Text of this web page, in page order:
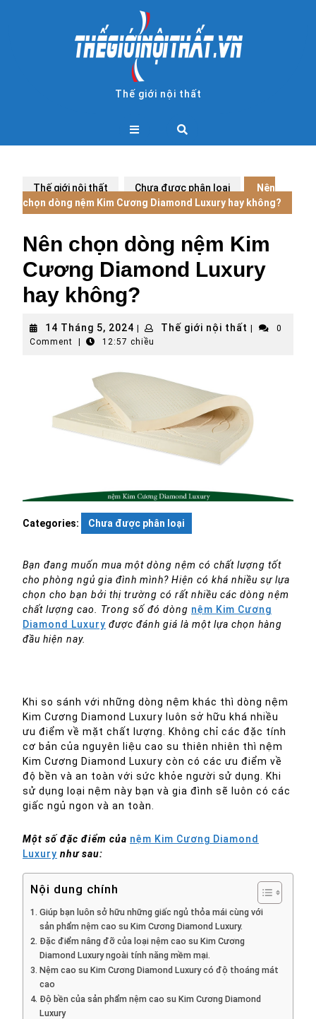
Thế giới nội thất
Open
Thế giới nội thất Chưa được phân loại
Nên
chọn dòng nệm Kim Cương Diamond Luxury hay không?
Nên chọn dòng nệm Kim
Cương Diamond Luxury
hay không?
14 Tháng 5, 2024 14
Tháng
2024
Thế giới nội thất Thế
0
Comment
12:57 chiều
Categories: Chưa được phân loại
Bạn đang muốn mua một dòng nệm có chất lượng tốt
cho phòng ngủ gia đình mình? Hiện có khá nhiều sự lựa
chọn cho bạn bởi thị trường có rất nhiều các dòng nệm
chất lượng cao. Trong số đó dòng nệm Kim Cương
Diamond Luxury được đánh giá là một lựa chọn hàng
đầu hiện nay.
Khi so sánh với những dòng nệm khác thì dòng nệm
Kim Cương Diamond Luxury luôn sở hữu khá nhiều
ưu điểm về mặt chất lượng. Không chỉ các đặc tính
cơ bản của nguyên liệu cao su thiên nhiên thì nệm
Kim Cương Diamond Luxury còn có các ưu điểm về
độ bền và an toàn với sức khỏe người sử dụng. Khi
sử dụng loại nệm này bạn và gia đình sẽ luôn có các
giấc ngủ ngon và an toàn.
Một số đặc điểm của nệm Kim Cương Diamond
Luxury như sau:
Nội dung chính
Giúp bạn luôn sở hữu những giấc ngủ thỏa mái cùng với
sản phẩm nệm cao su Kim Cương Diamond Luxury.
Đặc điểm nâng đỡ của loại nệm cao su Kim Cương
Diamond Luxury ngoài tính năng mềm mại.
Nệm cao su Kim Cương Diamond Luxury có độ thoáng mát
cao
Độ bền của sản phẩm nệm cao su Kim Cương Diamond
Luxury